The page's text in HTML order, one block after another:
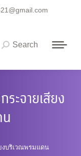
Search:
Search
ะจายเสียง
งบริเวณพรมแดน